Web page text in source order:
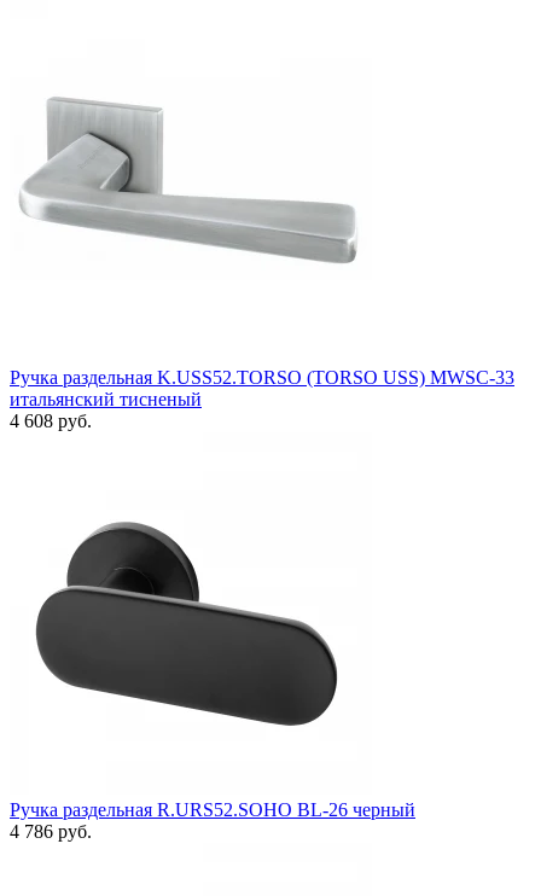
Ручка раздельная K.USS52.TORSO (TORSO USS) MWSC-33
итальянский тисненый
4 608 руб.
Ручка раздельная R.URS52.SOHO BL-26 черный
4 786 руб.